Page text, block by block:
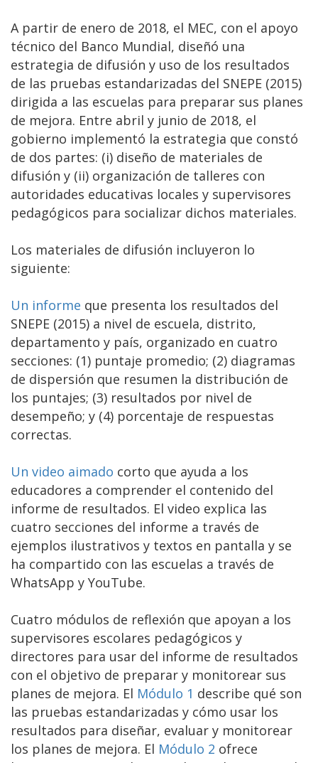
A partir de enero de 2018, el MEC, con el apoyo
técnico del Banco Mundial, diseñó una
estrategia de difusión y uso de los resultados
de las pruebas estandarizadas del SNEPE (2015)
dirigida a las escuelas para preparar sus planes
de mejora. Entre abril y junio de 2018, el
gobierno implementó la estrategia que constó
de dos partes: (i) diseño de materiales de
difusión y (ii) organización de talleres con
autoridades educativas locales y supervisores
pedagógicos para socializar dichos materiales.
Los materiales de difusión incluyeron lo
siguiente:
Un informe que presenta los resultados del
SNEPE (2015) a nivel de escuela, distrito,
departamento y país, organizado en cuatro
secciones: (1) puntaje promedio; (2) diagramas
de dispersión que resumen la distribución de
los puntajes; (3) resultados por nivel de
desempeño; y (4) porcentaje de respuestas
correctas.
Un video aimado corto que ayuda a los
educadores a comprender el contenido del
informe de resultados. El video explica las
cuatro secciones del informe a través de
ejemplos ilustrativos y textos en pantalla y se
ha compartido con las escuelas a través de
WhatsApp y YouTube.
Cuatro módulos de reflexión que apoyan a los
supervisores escolares pedagógicos y
directores para usar del informe de resultados
con el objetivo de preparar y monitorear sus
planes de mejora. El Módulo 1 describe qué son
las pruebas estandarizadas y cómo usar los
resultados para diseñar, evaluar y monitorear
los planes de mejora. El Módulo 2 ofrece